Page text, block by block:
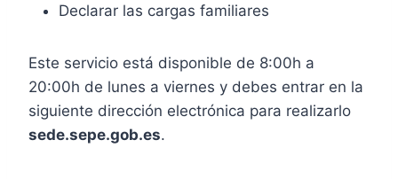
Declarar las cargas familiares
Este servicio está disponible de 8:00h a
20:00h de lunes a viernes y debes entrar en la
siguiente dirección electrónica para realizarlo
sede.sepe.gob.es.